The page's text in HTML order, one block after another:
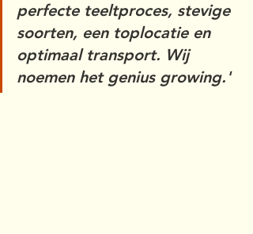
perfecte teeltproces, stevige
soorten, een toplocatie en
optimaal transport. Wij
noemen het genius growing.'